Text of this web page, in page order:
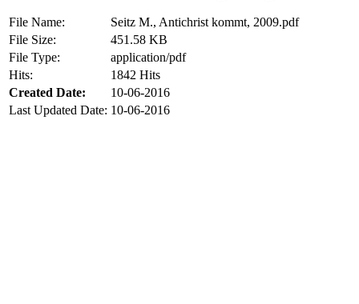
File Name:
Seitz M., Antichrist kommt, 2009.pdf
File Size:
451.58 KB
File Type:
application/pdf
Hits:
1842 Hits
Created Date:
10-06-2016
Last Updated Date: 10-06-2016